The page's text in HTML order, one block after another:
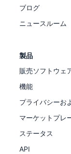
ブログ
ニュースルーム
製品
販売ソフトウェ
機能
プライバシーお
マーケットプレ
ステータス
API